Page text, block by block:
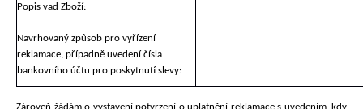
Popis vad Zboží:
Navrhovaný způsob pro vyřízení
reklamace, případně uvedení čísla
bankovního účtu pro poskytnutí slevy:
Zároveň žádám o vystavení potvrzení o uplatnění reklamace s uvedením, kdy